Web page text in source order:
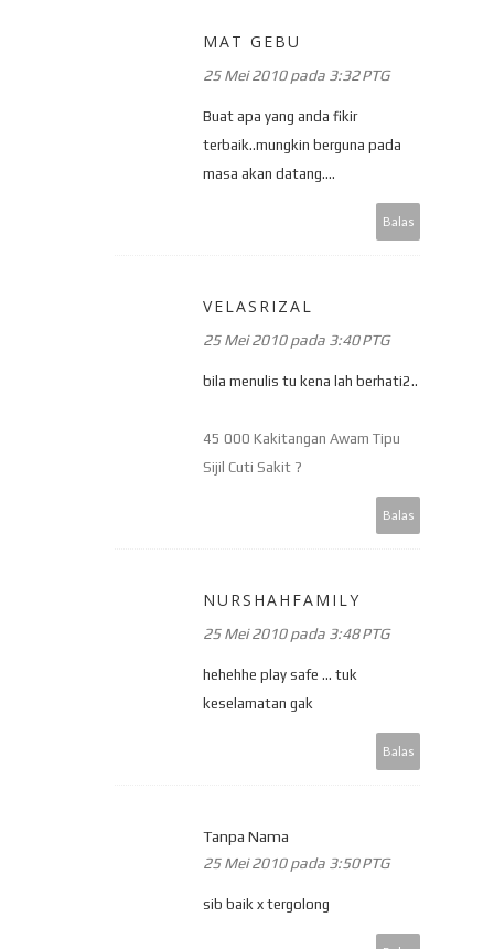
MAT GEBU
25 Mei 2010 pada 3:32 PTG
Buat apa yang anda fikir
terbaik..mungkin berguna pada
masa akan datang....
Balas
VELASRIZAL
25 Mei 2010 pada 3:40 PTG
bila menulis tu kena lah berhati2..
45 000 Kakitangan Awam Tipu
Sijil Cuti Sakit ?
Balas
NURSHAHFAMILY
25 Mei 2010 pada 3:48 PTG
hehehhe play safe ... tuk
keselamatan gak
Balas
Tanpa Nama
25 Mei 2010 pada 3:50 PTG
sib baik x tergolong